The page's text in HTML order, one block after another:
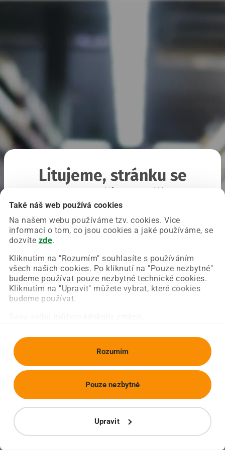
Také náš web používá cookies
Na našem webu používáme tzv. cookies. Více
informací o tom, co jsou cookies a jaké používáme, se
dozvíte zde.
Kliknutím na "Rozumím" souhlasíte s používáním
všech našich cookies. Po kliknutí na "Pouze nezbytné"
budeme používat pouze nezbytné technické cookies.
Kliknutím na "Upravit" můžete vybrat, které cookies
budeme používat.
Rozumím
Upravit
Pouze nezbytné
Litujeme, stránku se
Chyba nastala na naší straně a už ji opravujeme.
Zkuste prosím znovu načíst požadovanou stránku.
Obnovit stránku Úvodní strana